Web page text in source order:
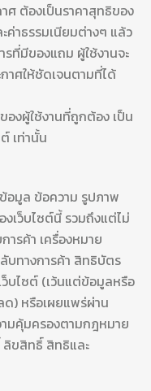
ศ ต้องเป็นราคาสุทธิของ
าธรรมเนียมต่างๆ แล้ว
ที่มีของแถม ผู้ใช้งานจะ
าศให้ชัดเจนตามที่ได้
งผู้ใช้งานที่ถูกต้อง เป็น
เท่านั้น
อมูล ข้อความ รูปภาพ
เว็บไซต์นี้ รวมถึงแต่ไม่
ารค้า เครื่องหมาย
บทางการค้า สิทธิบัตร
บไซต์ (เว้นแต่ข้อมูลหรือ
ด) หรือเผยแพร่ผ่าน
ามคุ้มครองตามกฎหมาย
ขสิทธิ์ สิทธิและ